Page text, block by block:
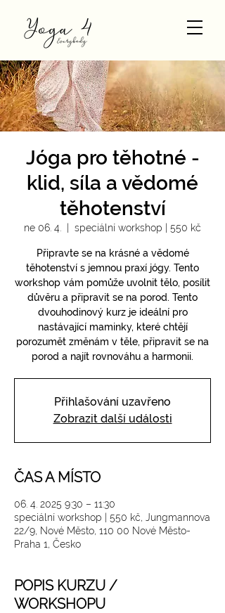
Jóga pro těhotné -
klid, síla a vědomé
těhotenství
ne 06. 4. speciální workshop | 550 kč
Připravte se na krásné a vědomé
těhotenství s jemnou praxí jógy. Tento
workshop vám pomůže uvolnit tělo, posílit
důvěru a připravit se na porod. Tento
dvouhodinový kurz je ideální pro
nastávající maminky, které chtějí
porozumět změnám v těle, připravit se na
porod a najít rovnováhu a harmonii.
Přihlašování uzavřeno
Zobrazit další události
ČAS A MÍSTO
06. 4. 2025 9:30 – 11:30
speciální workshop | 550 kč, Jungmannova
22/9, Nové Město, 110 00 Nové Město-
Praha 1, Česko
POPIS KURZU /
WORKSHOPU